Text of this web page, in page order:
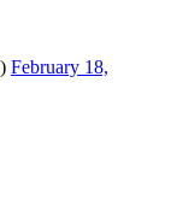
February 18,